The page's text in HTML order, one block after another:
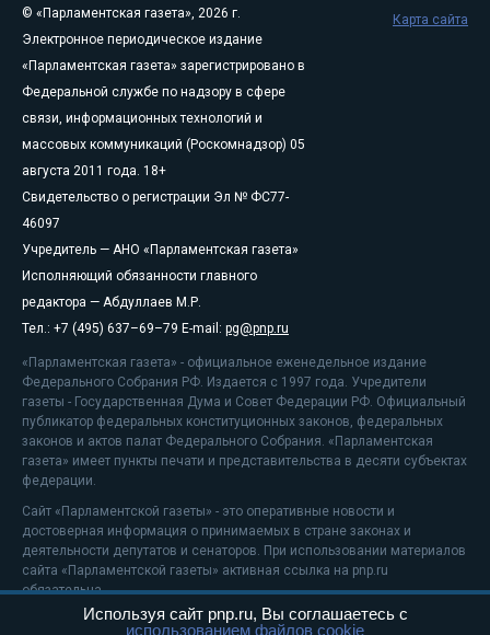
© «Парламентская газета», 2026 г.
Электронное периодическое издание
«Парламентская газета» зарегистрировано в
Федеральной службе по надзору в сфере
связи, информационных технологий и
массовых коммуникаций (Роскомнадзор) 05
августа 2011 года. 18+
Свидетельство о регистрации Эл № ФС77-
46097
Учредитель — АНО «Парламентская газета»
Исполняющий обязанности главного
редактора — Абдуллаев М.Р.
Тел.: +7 (495) 637–69–79 E-mail: pg@pnp.ru
«Парламентская газета» - официальное еженедельное издание
Федерального Собрания РФ. Издается с 1997 года. Учредители
газеты - Государственная Дума и Совет Федерации РФ. Официальный
публикатор федеральных конституционных законов, федеральных
законов и актов палат Федерального Собрания. «Парламентская
газета» имеет пункты печати и представительства в десяти субъектах
федерации.
Сайт «Парламентской газеты» - это оперативные новости и
достоверная информация о принимаемых в стране законах и
деятельности депутатов и сенаторов. При использовании материалов
сайта «Парламентской газеты» активная ссылка на pnp.ru
обязательна.
На информационном ресурсе применяютсярекомендательные
Карта сайта
Используя сайт pnp.ru, Вы соглашаетесь с
использованием файлов cookie